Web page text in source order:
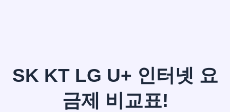
SK KT LG U+ 인터넷 요
금제 비교표!